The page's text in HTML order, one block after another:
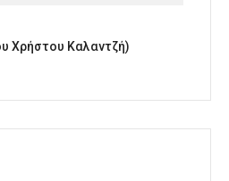
Χρήστου Καλαντζή)